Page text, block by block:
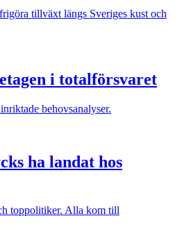
tillväxt längs Sveriges kust och
i totalförsvaret
behovsanalyser.
ha landat hos
toppolitiker. Alla kom till